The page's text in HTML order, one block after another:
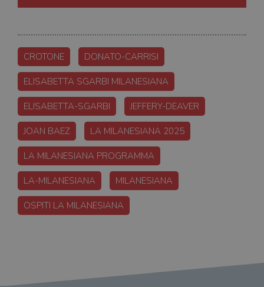
CROTONE DONATO-CARRISI
ELISABETTA SGARBI MILANESIANA
ELISABETTA-SGARBI JEFFERY-DEAVER
JOAN BAEZ LA MILANESIANA 2025
LA MILANESIANA PROGRAMMA
LA-MILANESIANA MILANESIANA
OSPITI LA MILANESIANA